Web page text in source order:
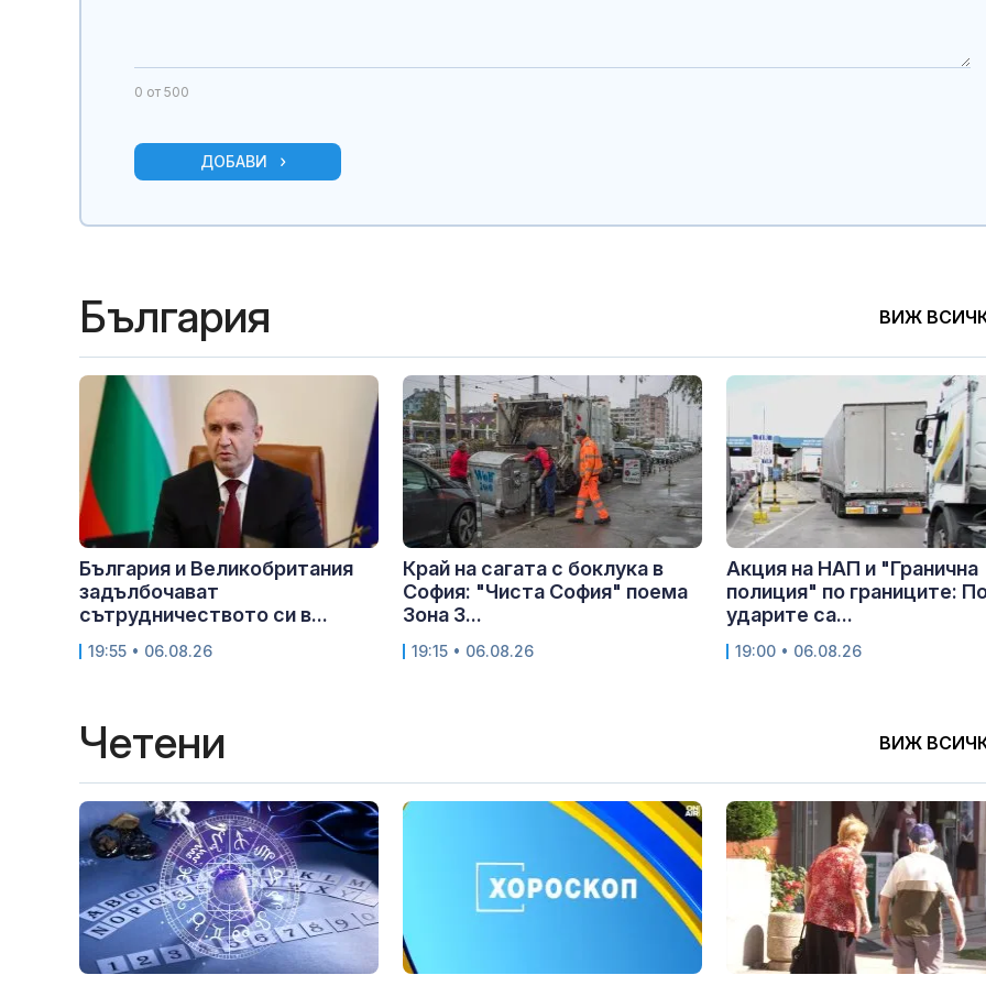
0 от 500
ДОБАВИ
България ВИЖ
България и Великобритания
задълбочават
сътрудничеството си в...
19:55 • 06.08.26
Край на сагата с боклука в
София: "Чиста София" поема
Зона 3...
19:15 • 06.08.26
Акция на НАП и "Гранична
полиция" по границите:
ударите са...
19:00 • 06.08.26
Четени ВИЖ